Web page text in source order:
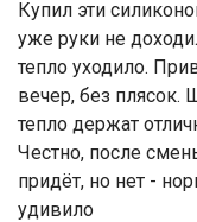
Купил эти
уже руки не
тепло уходило.
вечер, без плясок.
тепло держат
Честно, после
придёт, но нет -
удивило